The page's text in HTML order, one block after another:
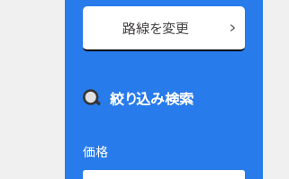
路線を変更
絞り込み検索
価格